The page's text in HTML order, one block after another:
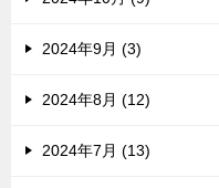
2024年9月 (3)
2024年8月 (12)
2024年7月 (13)